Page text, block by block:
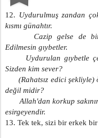
12. Uydurulmuş zandan
kısmı günahtır.
Edilmesin gıybetler.
Sizden kim sever?
değil midir?
esirgeyendir.
13. Tek tek, sizi bir erkek